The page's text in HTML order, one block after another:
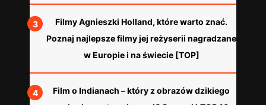
Filmy Agnieszki Holland, które warto znać.
Poznaj najlepsze filmy jej reżyserii nagradzane
w Europie i na świecie [TOP]
Film o Indianach – który z obrazów dzikiego